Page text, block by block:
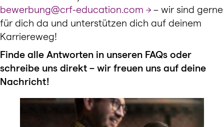
bewerbung@crf-education.com
– wir sind gerne
für dich da und unterstützen dich auf deinem
Karriereweg!
Finde alle Antworten in unseren FAQs oder
schreibe uns direkt – wir freuen uns auf deine
Nachricht!